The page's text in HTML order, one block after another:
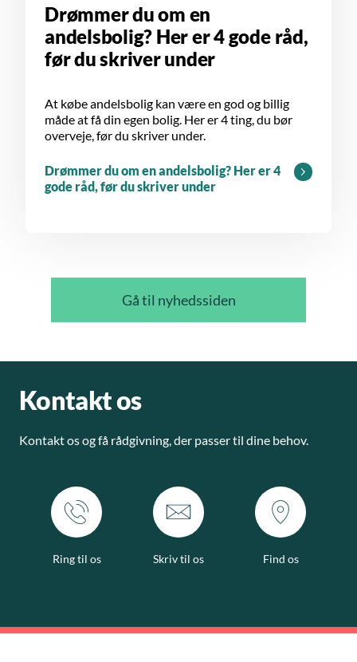
Drømmer du om en
andelsbolig? Her er 4 gode råd,
før du skriver under
At købe andelsbolig kan være en god og billig
måde at få din egen bolig. Her er 4 ting, du bør
overveje, før du skriver under.
Drømmer du om en andelsbolig? Her er 4
gode råd, før du skriver under
Gå til nyhedssiden
Kontakt os
Kontakt os og få rådgivning, der passer til dine behov.
Ring til os Skriv til os Find os